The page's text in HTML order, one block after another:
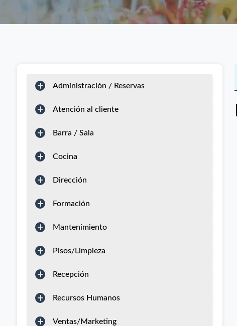
Administración / Reservas
Atención al cliente
Barra / Sala
Cocina
Dirección
Formación
Mantenimiento
Pisos/Limpieza
Recepción
Recursos Humanos
Ventas/Marketing